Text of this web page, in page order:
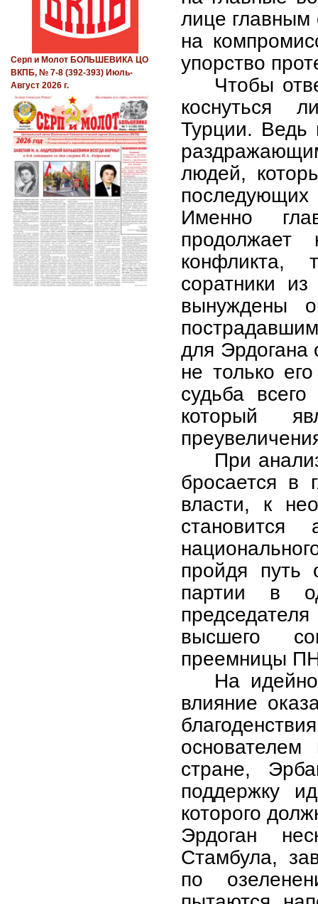
лице главным
на
упорство
Чтобы
коснуться
Турции. Ведь
людей,
Именно
продолжает
конфликта,
соратники
вынуждены
для Эрдогана
не только
судьба
который
При
бросается в
власти, к
становится
пройдя путь
партии в
высшего
преемницы
На
влияние
основателем
стране,
поддержку
которого
Эрдоган
Стамбула,
по
Серп и Молот БОЛЬШЕВИКА ЦО
ВКПБ, № 7-8 (392-393) Июль-
Август 2026 г.